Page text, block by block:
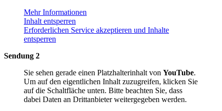
Mehr Informationen
Inhalt entsperren
Erforderlichen Service akzeptieren und Inhalte
entsperren
Sendung 2
Sie sehen gerade einen Platzhalterinhalt von YouTube.
Um auf den eigentlichen Inhalt zuzugreifen, klicken Sie
auf die Schaltfläche unten. Bitte beachten Sie, dass
dabei Daten an Drittanbieter weitergegeben werden.